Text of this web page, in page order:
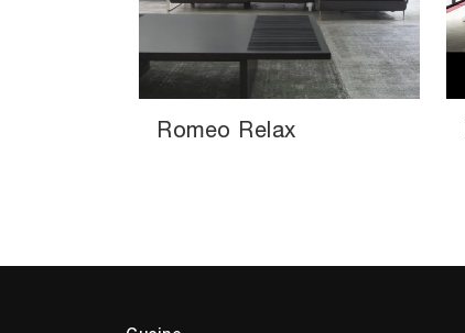
Romeo Relax